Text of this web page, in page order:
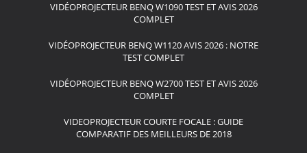
VIDÉOPROJECTEUR BENQ W1090 TEST ET AVIS 2026
COMPLET
VIDÉOPROJECTEUR BENQ W1120 AVIS 2026 : NOTRE
TEST COMPLET
VIDÉOPROJECTEUR BENQ W2700 TEST ET AVIS 2026
COMPLET
VIDEOPROJECTEUR COURTE FOCALE : GUIDE
COMPARATIF DES MEILLEURS DE 2018